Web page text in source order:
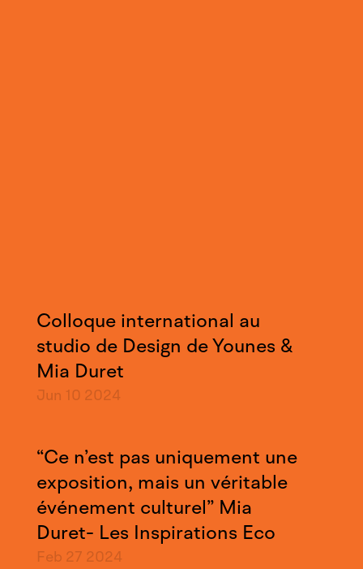
Colloque international au
studio de Design de Younes &
Mia Duret
Jun 10 2024
“Ce n’est pas uniquement une
exposition, mais un véritable
événement culturel” Mia
Duret- Les Inspirations Eco
Feb 27 2024